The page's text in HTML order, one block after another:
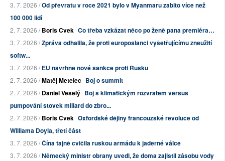
3. 7. 2026 /Od převratu v roce 2021 bylo v Myanmaru zabito více než
100 000 lidí
2. 7. 2026 /Boris Cvek Co třeba vzkázat něco po ženě pana premiéra…
3. 7. 2026 /Zpráva odhalila, že proti europoslanci vyšetřujícímu zneužití
softw...
3. 7. 2026 /EU navrhne nové sankce proti Rusku
2. 7. 2026 /Matěj Metelec Boj o summit
2. 7. 2026 /Daniel Veselý Boj s klimatickým rozvratem versus
pumpování stovek miliard do zbro...
2. 7. 2026 /Boris Cvek Oxfordské dějiny francouzské revoluce od
Williama Doyla, třetí část
3. 7. 2026 /Čína tajně cvičila ruskou armádu k jaderné válce
3. 7. 2026 /Německý ministr obrany uvedl, že doma zajistil zásobu vody